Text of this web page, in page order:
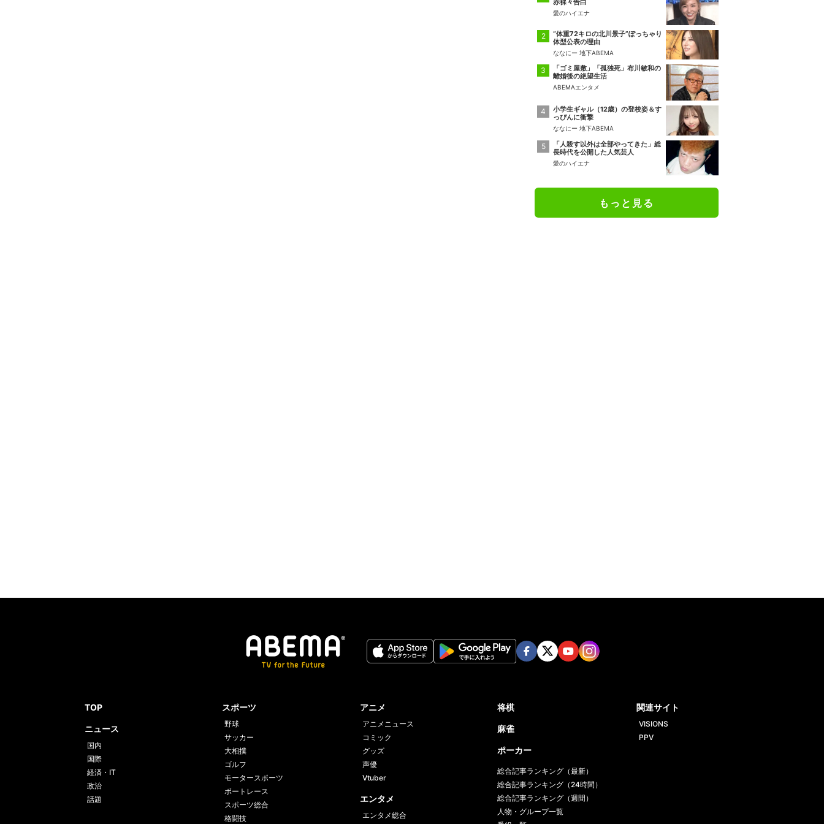
赤裸々告白
愛のハイエナ
“体重72キロの北川景子”ぽっちゃり
体型公表の理由
ななにー 地下ABEMA
「ゴミ屋敷」「孤独死」布川敏和の
離婚後の絶望生活
ABEMAエンタメ
小学生ギャル（12歳）の登校姿＆す
っぴんに衝撃
ななにー 地下ABEMA
「人殺す以外は全部やってきた」総
長時代を公開した人気芸人
愛のハイエナ
もっと見る
TOP
ニュース
国内
国際
経済・IT
政治
話題
スポーツ
野球
サッカー
大相撲
ゴルフ
モータースポーツ
ボートレース
スポーツ総合
格闘技
アニメ
アニメニュース
コミック
グッズ
声優
Vtuber
エンタメ
エンタメ総合
将棋
麻雀
ポーカー
総合記事ランキング（最新）
総合記事ランキング（24時間）
総合記事ランキング（週間）
人物・グループ一覧
関連サイト
VISIONS
PPV